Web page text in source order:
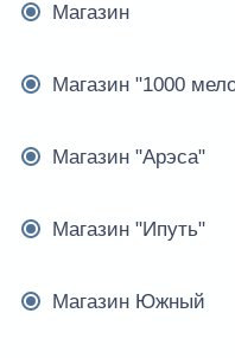
Магазин
Магазин "1000
Магазин "Арэса"
Магазин "Ипуть"
Магазин Южный